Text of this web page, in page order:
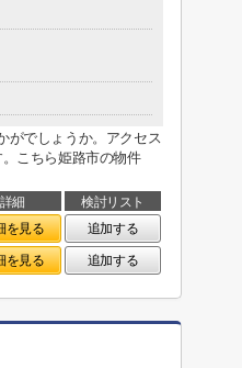
がでしょうか。アクセス
こちら姫路市の物件
詳細
検討リスト
を見る
追加する
を見る 追加する